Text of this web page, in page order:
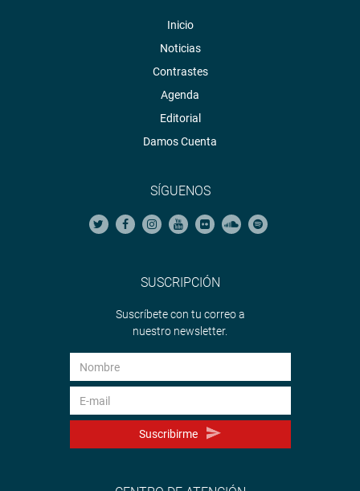
Inicio
Noticias
Contrastes
Agenda
Editorial
Damos Cuenta
SÍGUENOS
SUSCRIPCIÓN
Suscríbete con tu correo a
nuestro newsletter.
Suscribirme